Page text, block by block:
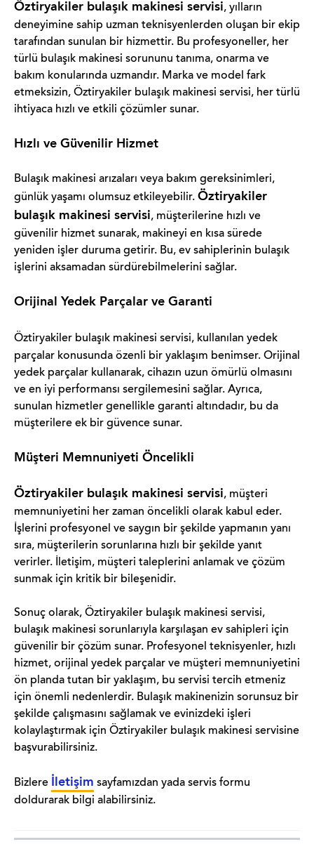
Öztiryakiler bulaşık makinesi servisi, yılların
deneyimine sahip uzman teknisyenlerden oluşan bir ekip
tarafından sunulan bir hizmettir. Bu profesyoneller, her
türlü bulaşık makinesi sorununu tanıma, onarma ve
bakım konularında uzmandır. Marka ve model fark
etmeksizin, Öztiryakiler bulaşık makinesi servisi, her türlü
ihtiyaca hızlı ve etkili çözümler sunar.
Hızlı ve Güvenilir Hizmet
Bulaşık makinesi arızaları veya bakım gereksinimleri,
günlük yaşamı olumsuz etkileyebilir. Öztiryakiler
bulaşık makinesi servisi, müşterilerine hızlı ve
güvenilir hizmet sunarak, makineyi en kısa sürede
yeniden işler duruma getirir. Bu, ev sahiplerinin bulaşık
işlerini aksamadan sürdürebilmelerini sağlar.
Orijinal Yedek Parçalar ve Garanti
Öztiryakiler bulaşık makinesi servisi, kullanılan yedek
parçalar konusunda özenli bir yaklaşım benimser. Orijinal
yedek parçalar kullanarak, cihazın uzun ömürlü olmasını
ve en iyi performansı sergilemesini sağlar. Ayrıca,
sunulan hizmetler genellikle garanti altındadır, bu da
müşterilere ek bir güvence sunar.
Müşteri Memnuniyeti Öncelikli
Öztiryakiler bulaşık makinesi servisi, müşteri
memnuniyetini her zaman öncelikli olarak kabul eder.
İşlerini profesyonel ve saygın bir şekilde yapmanın yanı
sıra, müşterilerin sorunlarına hızlı bir şekilde yanıt
verirler. İletişim, müşteri taleplerini anlamak ve çözüm
sunmak için kritik bir bileşenidir.
Sonuç olarak, Öztiryakiler bulaşık makinesi servisi,
bulaşık makinesi sorunlarıyla karşılaşan ev sahipleri için
güvenilir bir çözüm sunar. Profesyonel teknisyenler, hızlı
hizmet, orijinal yedek parçalar ve müşteri memnuniyetini
ön planda tutan bir yaklaşım, bu servisi tercih etmeniz
için önemli nedenlerdir. Bulaşık makinenizin sorunsuz bir
şekilde çalışmasını sağlamak ve evinizdeki işleri
kolaylaştırmak için Öztiryakiler bulaşık makinesi servisine
başvurabilirsiniz.
Bizlere İletişim sayfamızdan yada servis formu
doldurarak bilgi alabilirsiniz.